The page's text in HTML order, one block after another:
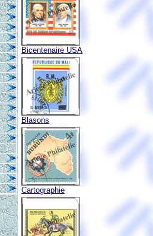
Bicentenaire USA
Blasons
Cartographie